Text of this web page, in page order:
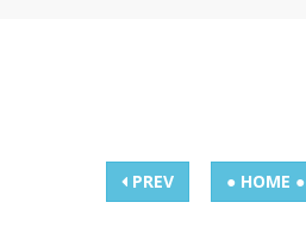
PREV ● HOME ●